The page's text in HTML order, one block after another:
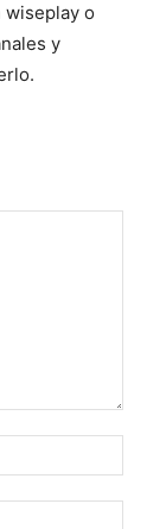
wiseplay o
y